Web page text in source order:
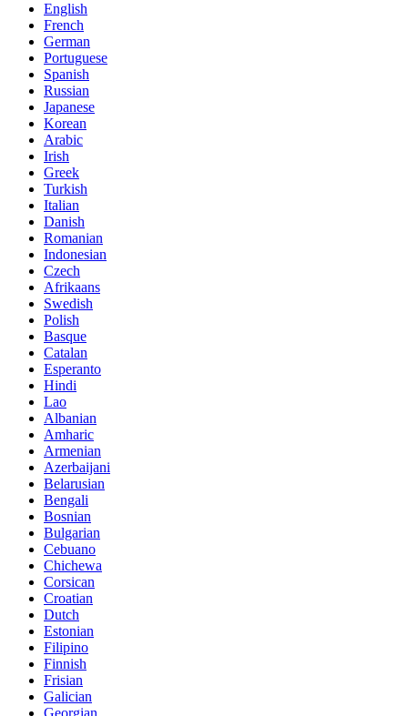
English
French
German
Portuguese
Spanish
Russian
Japanese
Korean
Arabic
Irish
Greek
Turkish
Italian
Danish
Romanian
Indonesian
Czech
Afrikaans
Swedish
Polish
Basque
Catalan
Esperanto
Hindi
Lao
Albanian
Amharic
Armenian
Azerbaijani
Belarusian
Bengali
Bosnian
Bulgarian
Cebuano
Chichewa
Corsican
Croatian
Dutch
Estonian
Filipino
Finnish
Frisian
Galician